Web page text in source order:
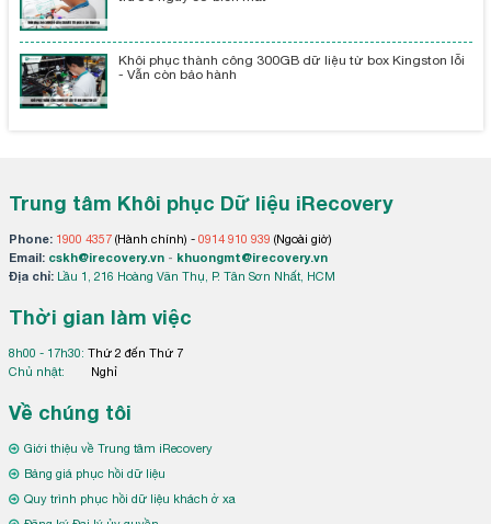
Khôi phục thành công 300GB dữ liệu từ box Kingston lỗi
- Vẫn còn bảo hành
Trung tâm Khôi phục Dữ liệu iRecovery
Phone: 1900 4357(Hành chính) - 0914 910 939 (Ngoài giờ)
Email: cskh@irecovery.vn- khuongmt@irecovery.vn
Địa chỉ: Lầu 1, 216 Hoàng Văn Thụ, P. Tân Sơn Nhất, HCM
Thời gian làm việc
8h00 - 17h30: Thứ 2 đến Thứ 7
Chủ nhật:
Nghỉ
Về chúng tôi
Giới thiệu về Trung tâm iRecovery
Bảng giá phục hồi dữ liệu
Quy trình phục hồi dữ liệu khách ở xa